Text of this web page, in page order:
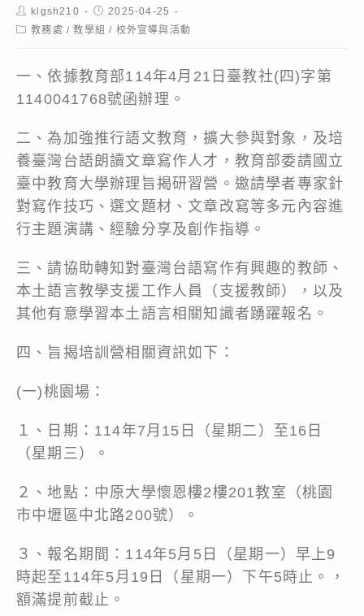
Post
author:
klgsh210
Post
published:
2025-04-25
Post教務處 / 教學組 / 校外宣導與活動
一、依據教育部114年4月21日臺教社(四)字第
1140041768號函辦理。
二、為加強推行語文教育，擴大參與對象，及培
養臺灣台語朗讀文章寫作人才，教育部委請國立
臺中教育大學辦理旨揭研習營。邀請學者專家針
對寫作技巧、選文題材、文章改寫等多元內容進
行主題演講、經驗分享及創作指導。
三、請協助轉知對臺灣台語寫作有興趣的教師、
本土語言教學支援工作人員（支援教師），以及
其他有意學習本土語言相關知識者踴躍報名。
四、旨揭培訓營相關資訊如下：
(一)桃園場：
１、日期：114年7月15日（星期二）至16日
（星期三）。
２、地點：中原大學懷恩樓2樓201教室（桃園
市中壢區中北路200號）。
３、報名期間：114年5月5日（星期一）早上9
時起至114年5月19日（星期一）下午5時止。，
額滿提前截止。